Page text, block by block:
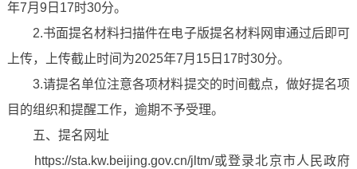
年7月9日17时30分。
2.书面提名材料扫描件在电子版提名材料网审通过后即可
上传，上传截止时间为2025年7月15日17时30分。
3.请提名单位注意各项材料提交的时间截点，做好提名项
目的组织和提醒工作，逾期不予受理。
五、提名网址
https://sta.kw.beijing.gov.cn/jltm/或登录北京市人民政府